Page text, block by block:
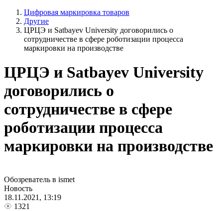
Цифровая маркировка товаров
Другие
ЦРЦЭ и Satbayev University договорились о
сотрудничестве в сфере роботизации процесса
маркировки на производстве
ЦРЦЭ и Satbayev University
договорились о
сотрудничестве в сфере
роботизации процесса
маркировки на производстве
Обозреватель в ismet
Новость
18.11.2021, 13:19
1321